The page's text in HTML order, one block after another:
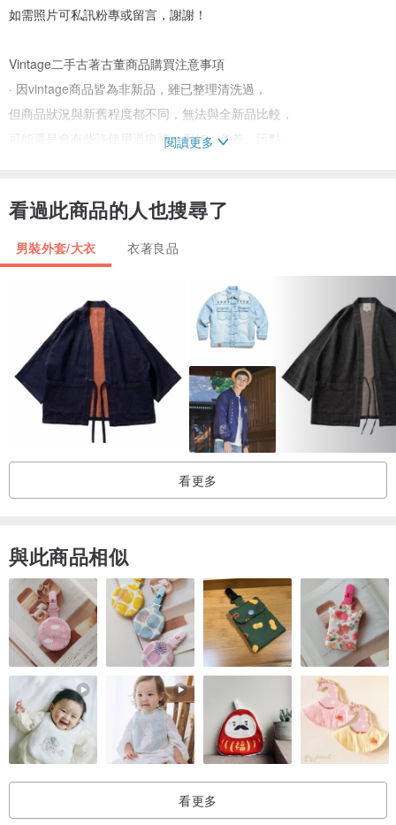
如需照片可私訊粉專或留言，謝謝！
Vintage二手古著古董商品購買注意事項
· 因vintage商品皆為非新品，雖已整理清洗過，
但商品狀況與新舊程度都不同，無法與全新品比較，
可能還是會有些許使用過痕跡，例如：色差、污點、
或請改至古漾實體店面購買。
· 商品數量皆只有一件，售出後無法追加，
也請各位買家購買前仔細考慮並確認各種疑問。
· 因電腦手機螢幕顯色設定每家都不同，
所顯示之商品顏色與實際會有些許色差，敬請見諒。
閱讀更多
看過此商品的人也搜尋了
男裝外套/大衣 衣著良品
看更多
與此商品相似
看更多